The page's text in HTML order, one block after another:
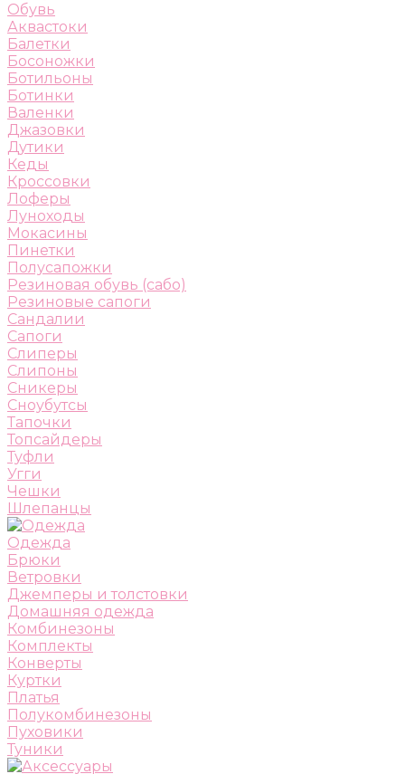
Обувь
Аквастоки
Балетки
Босоножки
Ботильоны
Ботинки
Валенки
Джазовки
Дутики
Кеды
Кроссовки
Лоферы
Луноходы
Мокасины
Пинетки
Полусапожки
Резиновая обувь (сабо)
Резиновые сапоги
Сандалии
Сапоги
Слиперы
Слипоны
Сникеры
Сноубутсы
Тапочки
Топсайдеры
Туфли
Угги
Чешки
Шлепанцы
Одежда
Брюки
Ветровки
Джемперы и толстовки
Домашняя одежда
Комбинезоны
Комплекты
Конверты
Куртки
Платья
Полукомбинезоны
Пуховики
Туники